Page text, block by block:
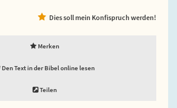
Dies soll mein Konfispruch werden!
Merken
Den Text in der Bibel online lesen
Teilen